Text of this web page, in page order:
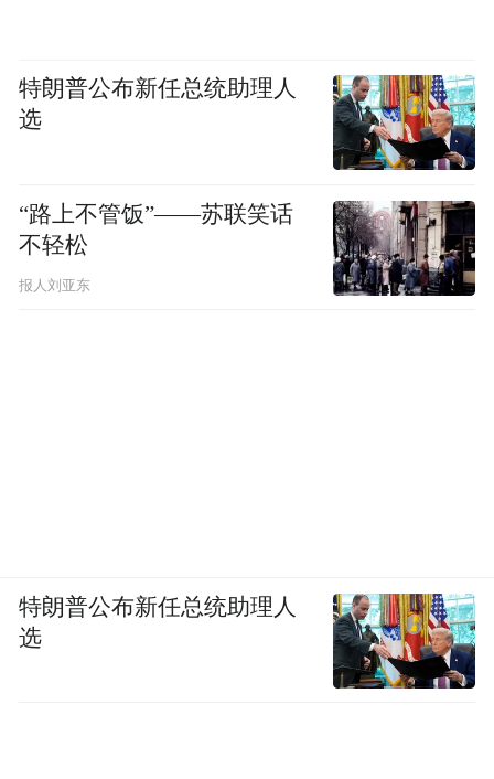
特朗普公布新任总统助理人
选
“路上不管饭”——苏联笑话
不轻松
报人刘亚东
特朗普公布新任总统助理人
选